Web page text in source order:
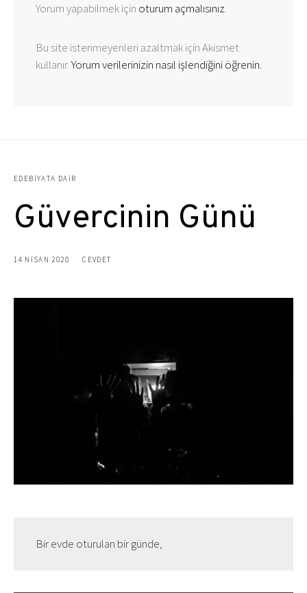
Yorum yapabilmek için oturum açmalısınız.
Bu site istenmeyenleri azaltmak için Akismet
kullanır.Yorum verilerinizin nasıl işlendiğini öğrenin.
EDEBIYATA DAIR
Güvercinin Günü
14 NISAN 2020 CEVDET
Bir evde oturulan bir günde,